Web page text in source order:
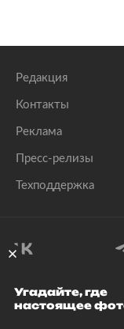
Редакция
Контакты
Реклама
Пресс-релизы
Техподдержка
©
Угадайте, где
настоящее